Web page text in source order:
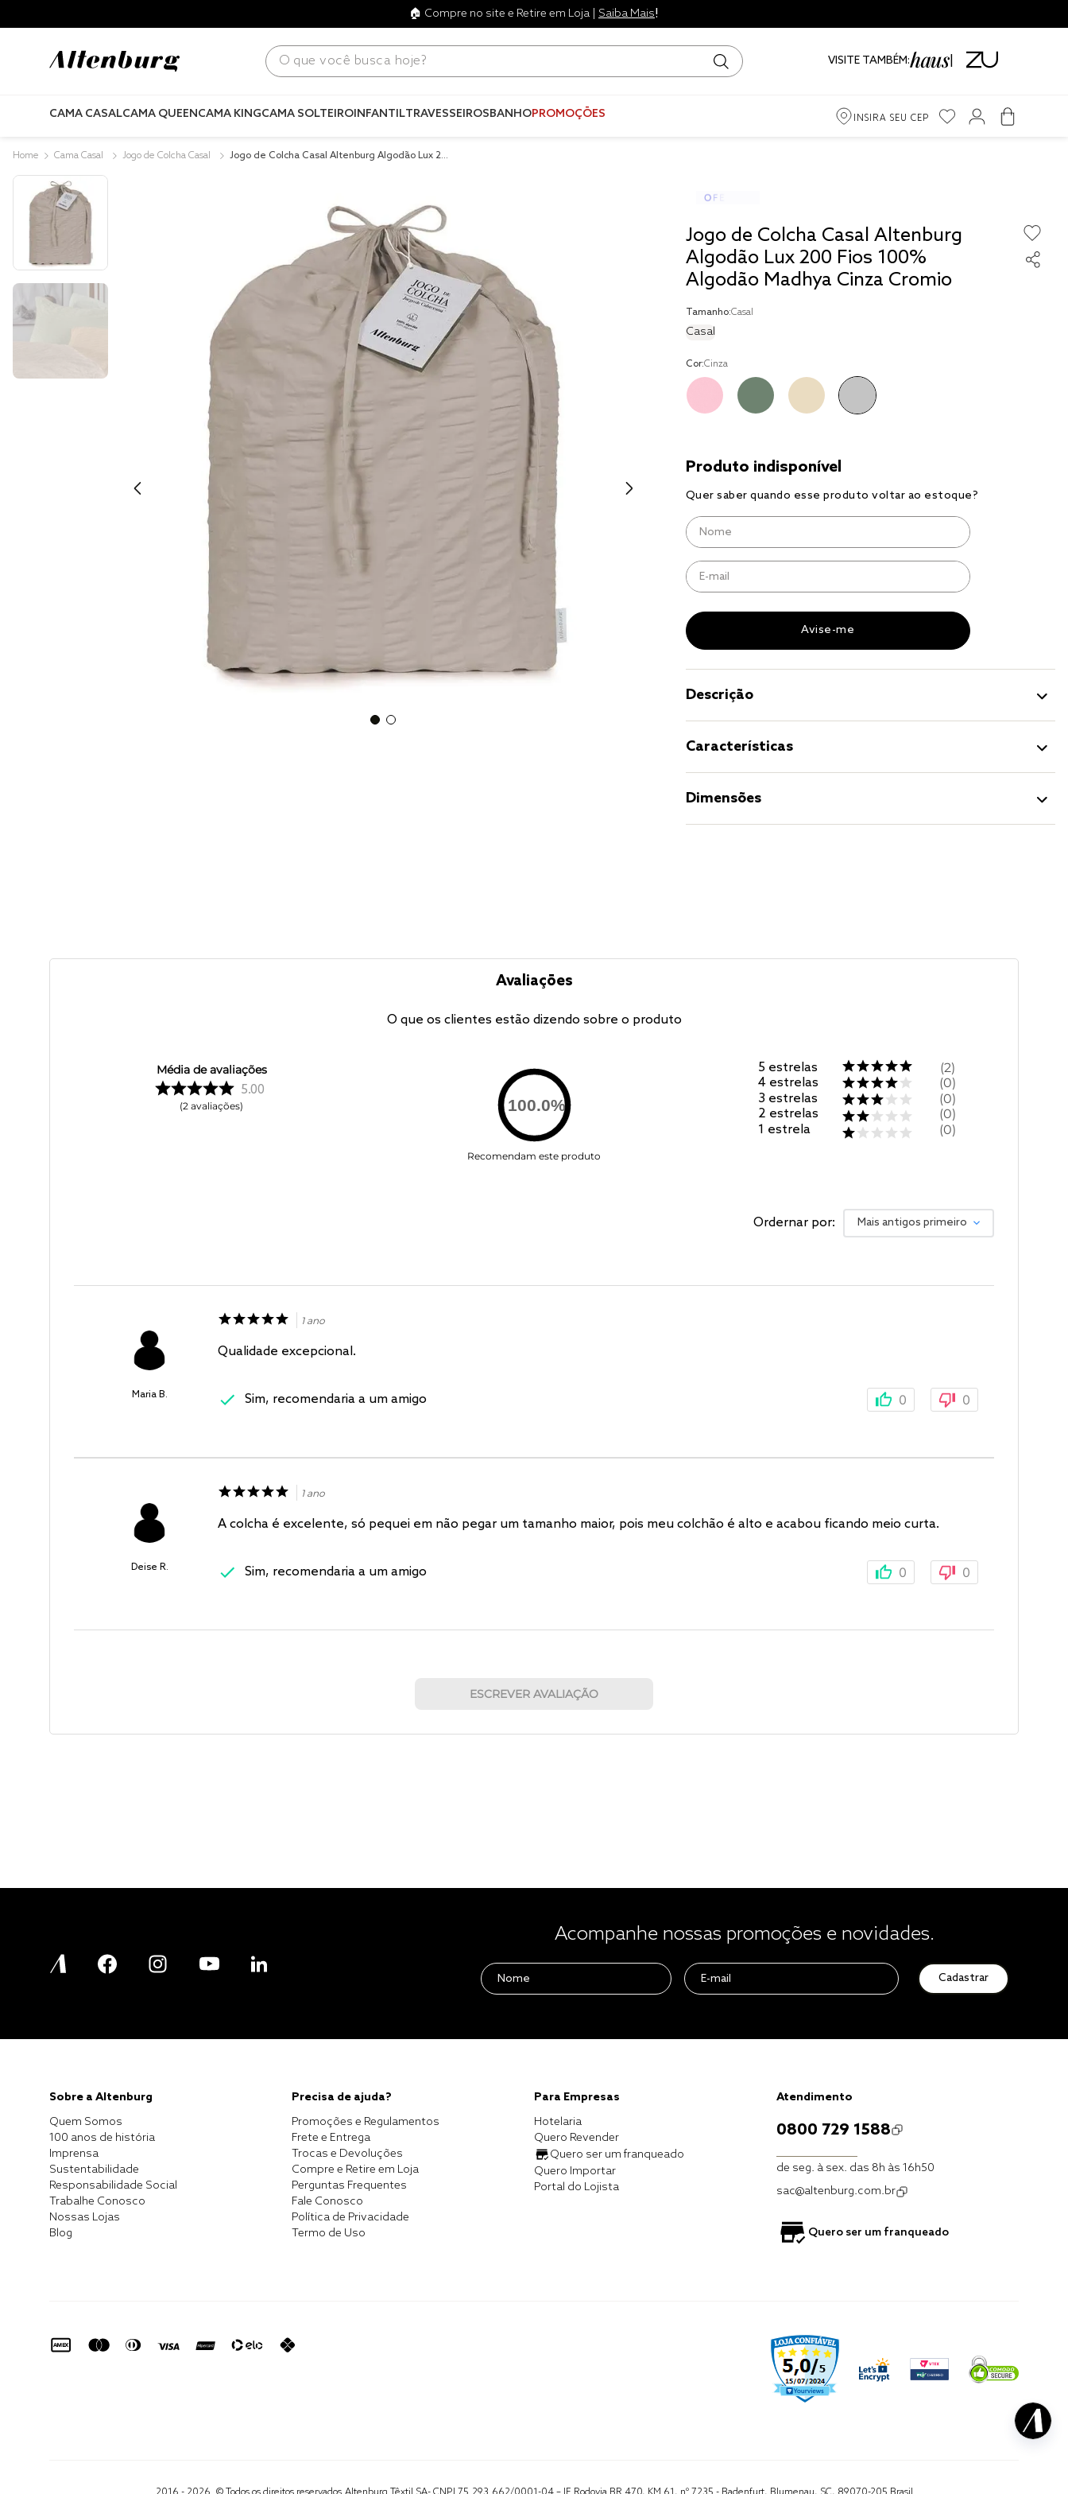
🏠 Compre no site e Retire em Loja | Saiba Mais!
O que você busca hoje?
VISITE TAMBÉM:
CAMA CASALCAMA QUEENCAMA KINGCAMA SOLTEIROINFANTILTRAVESSEIROSBANHOPROMOÇÕES INSIRA SEU CEP
Cama Casal Jogo de Colcha Casal
Jogo de Colcha Casal Altenburg Algodão Lux 20
Jogo de Colcha Casal Altenburg
Algodão Lux 200 Fios 100%
Algodão Madhya Cinza Cromio
Tamanho:Casal
Casal
Cor:Cinza
Descrição
Características
Dimensões
Avaliações
O que os clientes estão dizendo sobre o produto
Média de avaliações
5.00
2 avaliações 100.0%
Recomendam este produto
5 estrelas
4 estrelas
3 estrelas
2 estrelas
1 estrela
2
0
0
0
0
Ordernar por: Mais antigos primeiro
Maria B.
1 ano
Qualidade excepcional.
Sim, recomendaria a um amigo 0 0
Deise R.
1 ano
A colcha é excelente, só pequei em não pegar um tamanho maior, pois meu colchão é alto e acabou ficando meio curta.
Sim, recomendaria a um amigo 0 0
ESCREVER AVALIAÇÃO
Acompanhe nossas promoções e novidades.
Cadastrar
Sobre a Altenburg
Quem Somos
100 anos de história
Imprensa
Sustentabilidade
Responsabilidade Social
Trabalhe Conosco
Nossas Lojas
Blog
Precisa de ajuda?
Promoções e Regulamentos
Frete e Entrega
Trocas e Devoluções
Compre e Retire em Loja
Perguntas Frequentes
Fale Conosco
Política de Privacidade
Termo de Uso
Para Empresas
Hotelaria
Quero Revender
Quero ser um franqueado
Quero Importar
Portal do Lojista
Atendimento
0800 729 1588
de seg. à sex. das 8h às 16h50
sac@altenburg.com.br
Quero ser um franqueado
jogos cama
tencel
solteiro
cobre leito
cobertor
jogo cama
casal